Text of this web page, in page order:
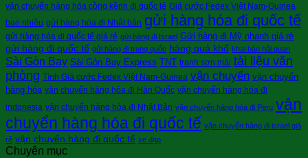
vận chuyển hàng hóa cồng kềnh đi quốc tê Giá cước Fedex Việt Nam-Guinea
bao nhiêu gửi hàng hóa đi Nhật bản gửi hàng hóa đi quốc tế
gửi hàng hóa đi quốc tế giá rẻ gửi hàng đi Israel Gửi hàng đi Mỹ nhanh giá rẻ
gửi hàng đi quốc tế gửi hàng đi trung quốc hàng quá khổ khai báo hải quan
Sài Gòn Bay Sài Gòn Bay Express TNT tranh sơn mài tài liệu văn
phòng Tính Giá cước Fedex Việt Nam-Guinea vận chuyển vận chuyển
hàng hóa vận chuyển hàng hóa đi Hàn Quốc vận chuyển hàng hóa đi
indonesia vận chuyển hàng hóa đi Nhật Bản vận chuyển hàng hóa đi Peru vận
chuyển hàng hóa đi quốc tế vận chuyển hàng đi israel giá
rẻ vận chuyển hàng đi quốc tế xe đạp
Chuyên mục